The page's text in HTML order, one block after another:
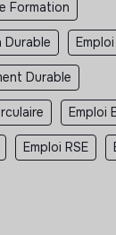
Formation
Durable
Durable
Emploi
Emploi RSE